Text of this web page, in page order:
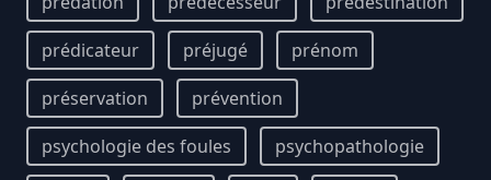
prédicateur
préjugé
prénom
préservation
prévention
psychologie des foules
psychopathologie